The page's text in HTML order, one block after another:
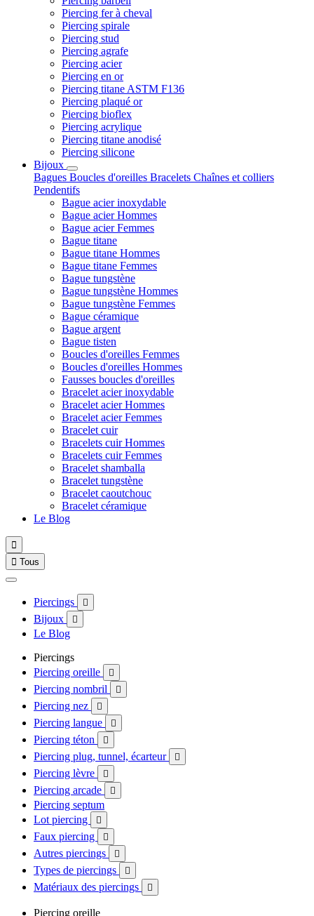
Piercing fer à cheval
Piercing spirale
Piercing stud
Piercing agrafe
Piercing acier
Piercing en or
Piercing titane ASTM F136
Piercing plaqué or
Piercing bioflex
Piercing acrylique
Piercing titane anodisé
Piercing silicone
Bijoux
Bagues Boucles d'oreilles Bracelets Chaînes et colliers
Pendentifs
Bague acier inoxydable
Bague acier Hommes
Bague acier Femmes
Bague titane
Bague titane Hommes
Bague titane Femmes
Bague tungstène
Bague tungstène Hommes
Bague tungstène Femmes
Bague céramique
Bague argent
Bague tisten
Boucles d'oreilles Femmes
Boucles d'oreilles Hommes
Fausses boucles d'oreilles
Bracelet acier inoxydable
Bracelet acier Hommes
Bracelet acier Femmes
Bracelet cuir
Bracelets cuir Hommes
Bracelets cuir Femmes
Bracelet shamballa
Bracelet tungstène
Bracelet caoutchouc
Bracelet céramique
Le Blog

 Tous
Piercings 
Bijoux 
Le Blog
Piercings
Piercing oreille

Piercing nombril 
Piercing nez 
Piercing langue 
Piercing téton 
Piercing plug, tunnel, écarteur 
Piercing lèvre 
Piercing arcade 
Piercing septum
Lot piercing

Faux piercing 
Autres piercings 
Types de piercings 
Matériaux des piercings 
Piercing oreille